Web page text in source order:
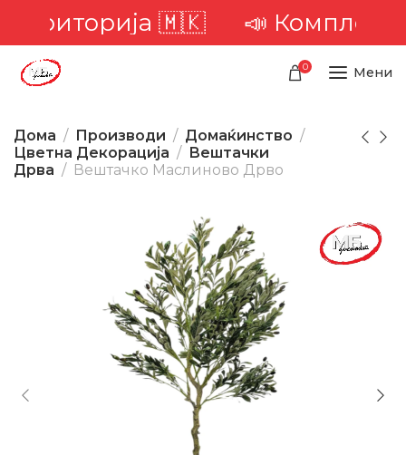
🇲🇰📣 Комплетна
0 Мени
Дома Производи
Домаќинство
Цветна Декорација
Вештачки
Дрва
Вештачко Маслиново Дрво